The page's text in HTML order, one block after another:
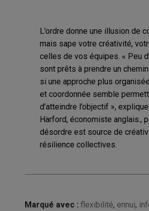
L’ordre donne une illusion de
mais sape votre créativité,
celles de vos équipes. « Peu
sont prêts à prendre un
si une approche plus
et coordonnée semble
d’atteindre l’objectif »,
Harford, économiste anglais.,
désordre est source de
résilience collectives.
Marqué avec : flexibilité, ennui,